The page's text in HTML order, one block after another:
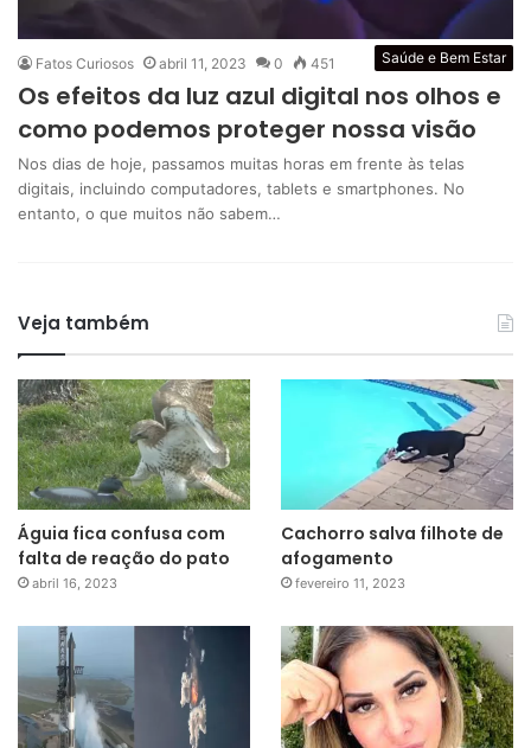
Saúde e Bem Estar
Fatos Curiosos abril 11, 2023 0 451
Os efeitos da luz azul digital nos olhos e
como podemos proteger nossa visão
Nos dias de hoje, passamos muitas horas em frente às telas
digitais, incluindo computadores, tablets e smartphones. No
entanto, o que muitos não sabem…
Veja também
Águia fica confusa com
falta de reação do pato
abril 16, 2023
Cachorro salva filhote de
afogamento
fevereiro 11, 2023